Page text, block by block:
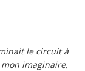
le circuit à
imaginaire.